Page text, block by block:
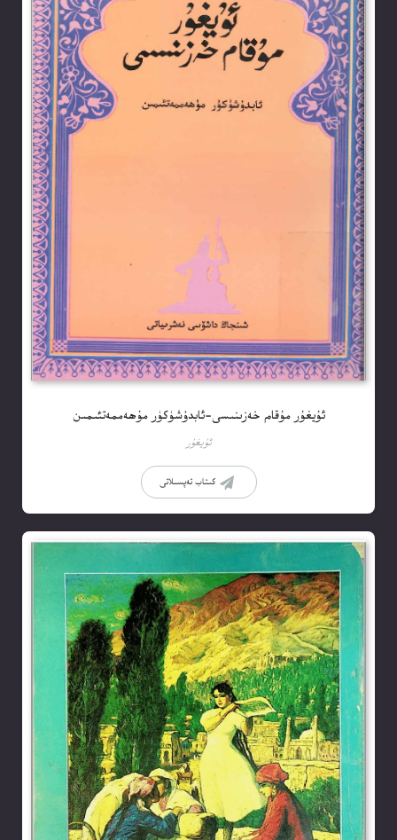
ئۇيغۇر مۇقام خەزىنىسى-ئابدۇشۈكۈر مۇھەممەتئىمىن
ئۇيغۇر
كىتاب تەپسىلاتى